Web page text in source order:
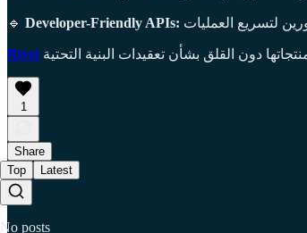
🔹 Developer-Friendly APIs:
Rivet
1
Share
Top
Latest
No posts